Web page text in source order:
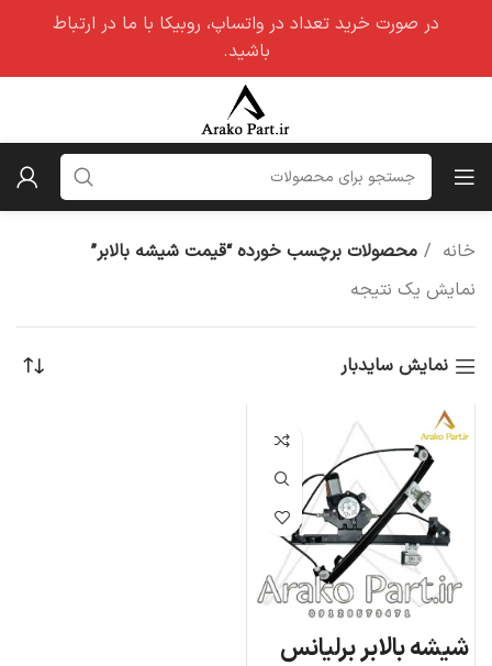
خانه
محصولات برچسب خورده “قیمت شیشه بالابر”
نمایش یک نتیجه
نمایش سایدبار
شیشه بالابر برلیانس
در صورت خرید تعداد در واتساپ، روبیکا با ما در ارتباط
باشید.